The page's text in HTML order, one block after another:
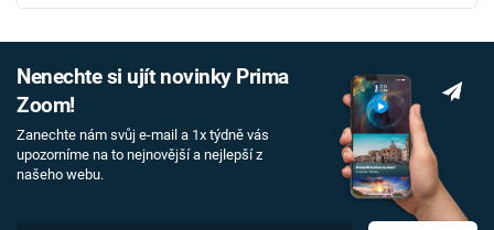
Nenechte si ujít novinky Prima
Zoom!
Zanechte nám svůj e-mail a 1x týdně vás
upozorníme na to nejnovější a nejlepší z
našeho webu.